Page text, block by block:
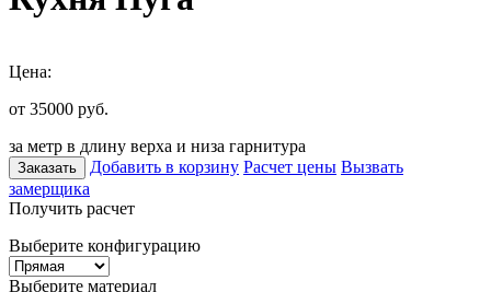
Цена:
от 35000 руб.
за метр в длину верха и низа гарнитура
Заказать Добавить в корзину Расчет цены Вызвать
замерщика
Получить расчет
Выберите конфигурацию
Выберите материал